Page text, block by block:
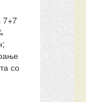
7+7
со